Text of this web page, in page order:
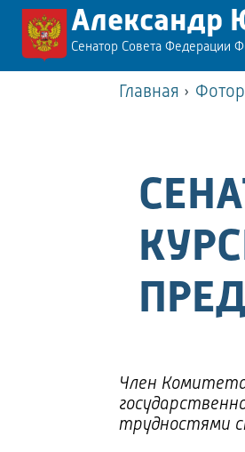
Александр
Сенатор Совета Федерации
Главная ›
Член
трудностями